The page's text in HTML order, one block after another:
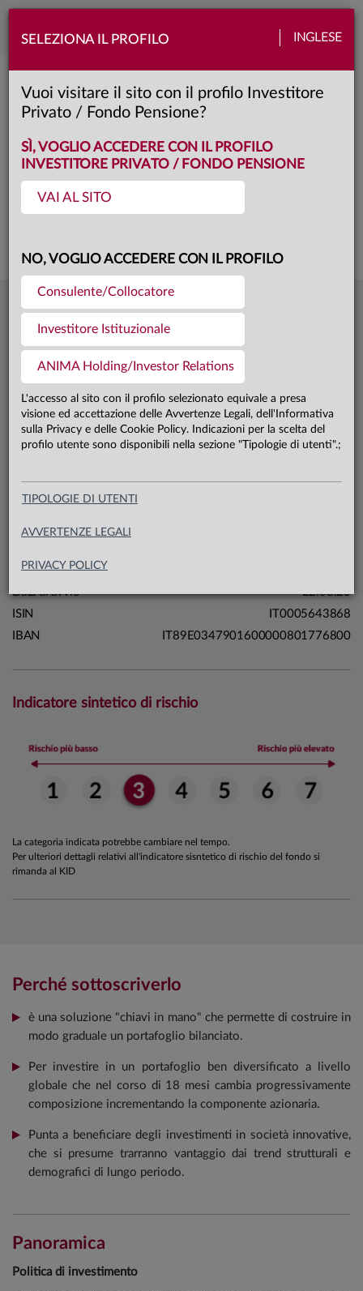
SELEZIONA IL PROFILO INGLESE
Vuoi visitare il sito con il profilo Investitore
Privato / Fondo Pensione?
SÌ, VOGLIO ACCEDERE CON IL PROFILO
INVESTITORE PRIVATO / FONDO PENSIONE
VAI AL SITO
NO, VOGLIO ACCEDERE CON IL PROFILO
Consulente/Collocatore
Investitore Istituzionale
ANIMA Holding/Investor Relations
L'accesso al sito con il profilo selezionato equivale a presa
visione ed accettazione delle Avvertenze Legali, dell'Informativa
sulla Privacy e delle Cookie Policy. Indicazioni per la scelta del
profilo utente sono disponibili nella sezione "Tipologie di utenti".;
TIPOLOGIE DI UTENTI
AVVERTENZE LEGALI
PRIVACY POLICY
Toggle
Anima Obiettivo Megatrend 2030 II
Classe: unica
Questa è una comunicazione di marketing. Si prega di consultare il prospetto e
Ultima quota
31.07.26
Patrimonio fondo 31.07.26
Patrimonio classe unica 31.07.26
Carta di identità
Linea
Soluzioni
Sistema
Macrocategoria
Domicilio
Data di avvio
22.08.25
ISIN
IT0005643868
IBAN
IT89E0347901600000801776800
Indicatore sintetico di rischio
La categoria indicata potrebbe cambiare nel tempo.
Per ulteriori dettagli relativi all'indicatore sisntetico di rischio del fondo si
rimanda al KID
Perché sottoscriverlo
è una soluzione "chiavi in mano" che permette di costruire in
modo graduale un portafoglio bilanciato.
Per investire in un portafoglio ben diversificato a livello
globale che nel corso di 18 mesi cambia progressivamente
composizione incrementando la componente azionaria.
Punta a beneficiare degli investimenti in società innovative,
che si presume trarranno vantaggio dai trend strutturali e
demografici di lungo periodo.
Panoramica
Politica di investimento